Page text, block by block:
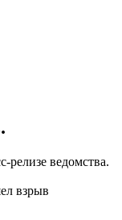
ведомства.
взрыв